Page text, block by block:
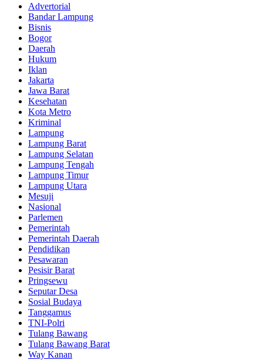
Advertorial
Bandar Lampung
Bisnis
Bogor
Daerah
Hukum
Iklan
Jakarta
Jawa Barat
Kesehatan
Kota Metro
Kriminal
Lampung
Lampung Barat
Lampung Selatan
Lampung Tengah
Lampung Timur
Lampung Utara
Mesuji
Nasional
Parlemen
Pemerintah
Pemerintah Daerah
Pendidikan
Pesawaran
Pesisir Barat
Pringsewu
Seputar Desa
Sosial Budaya
Tanggamus
TNI-Polri
Tulang Bawang
Tulang Bawang Barat
Way Kanan